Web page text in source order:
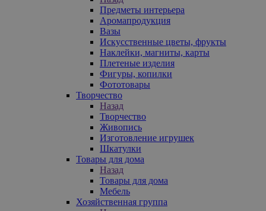
Предметы интерьера
Аромапродукция
Вазы
Искусственные цветы, фрукты
Наклейки, магниты, карты
Плетеные изделия
Фигуры, копилки
Фототовары
Творчество
Назад
Творчество
Живопись
Изготовление игрушек
Шкатулки
Товары для дома
Назад
Товары для дома
Мебель
Хозяйственная группа